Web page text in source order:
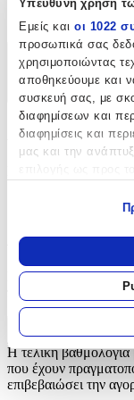
Υπεύθυνη χρήση
Εμείς και οι 1022
προσωπικά σας
χρησιμοποιώντας
αποθηκεύουμε και
συσκευή σας, με
διαφημίσεων και
διαφημίσεις και
μας και την
Να
σας τοποθεσία,
απόσταση
Να
για
Μάθετε
προσωπικών σας
στηνενότητα
ανακαλέσετε τη
Κουμπιά
Χαρακτηριστικά
+
Αξιολογήσεις
Προς το παρόν δεν
προστεθούν, θα
Πώς υπολογίζεται
Η τελική βαθμολογία
που έχουν
επιβεβαιώσει την